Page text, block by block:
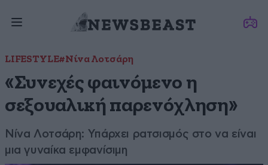
LIFESTYLE#Νίνα Λοτσάρη
«Συνεχές φαινόμενο η
σεξουαλική παρενόχληση»
Νίνα Λοτσάρη: Υπάρχει ρατσισμός στο να είναι
μια γυναίκα εμφανίσιμη